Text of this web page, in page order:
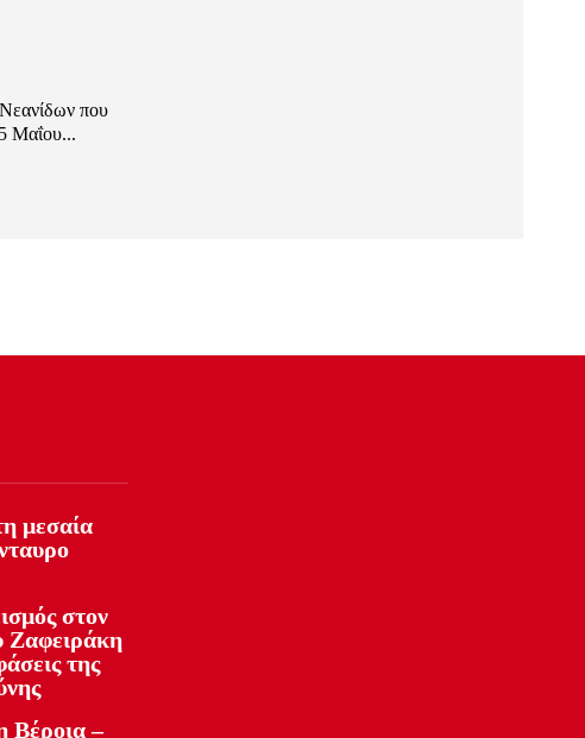
που
Μαΐου...
μεσαία
στον
Ζαφειράκη
της
Βέροια –